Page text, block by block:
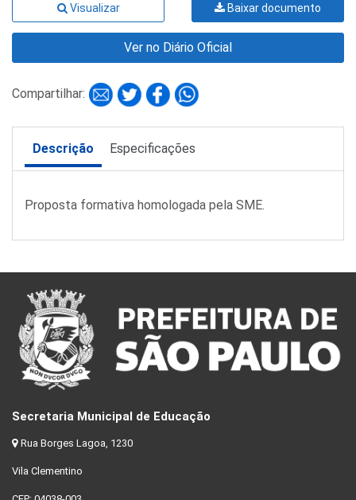
Visualizar Baixar documento
Ver no Diário Oficial
Compartilhar:
Descrição Especificações
Proposta formativa homologada pela SME.
Secretaria Municipal de Educação
Rua Borges Lagoa, 1230
Vila Clementino